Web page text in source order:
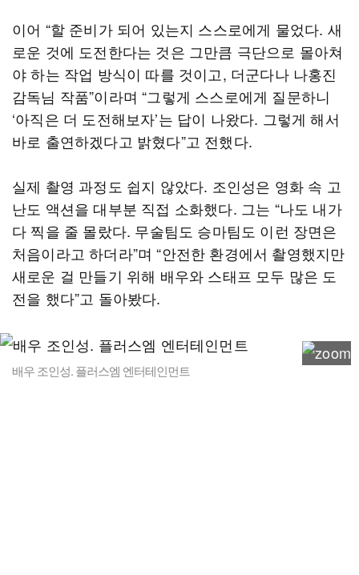
이어 “할 준비가 되어 있는지 스스로에게 물었다. 새
로운 것에 도전한다는 것은 그만큼 극단으로 몰아쳐
야 하는 작업 방식이 따를 것이고, 더군다나 나홍진
감독님 작품”이라며 “그렇게 스스로에게 질문하니
‘아직은 더 도전해보자’는 답이 나왔다. 그렇게 해서
바로 출연하겠다고 밝혔다”고 전했다.
실제 촬영 과정도 쉽지 않았다. 조인성은 영화 속 고
난도 액션을 대부분 직접 소화했다. 그는 “나도 내가
다 찍을 줄 몰랐다. 무술팀도 승마팀도 이런 장면은
처음이라고 하더라”며 “안전한 환경에서 촬영했지만
새로운 걸 만들기 위해 배우와 스태프 모두 많은 도
전을 했다”고 돌아봤다.
배우 조인성. 플러스엠 엔터테인먼트